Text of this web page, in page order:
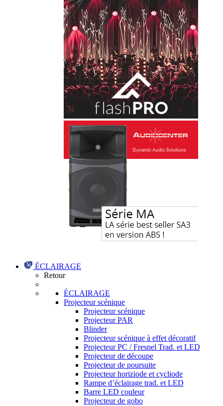
ÉCLAIRAGE
Retour
ÉCLAIRAGE
Projecteur scénique
Projecteur scénique
Projecteur PAR
Blinder
Projecteur scénique à effet décoratif
Projecteur PC / Fresnel Trad. et LED
Projecteur de découpe
Projecteur de poursuite
Projecteur horiziode et cycliode
Rampe d’éclairage trad. et LED
Barre LED couleur
Projecteur de gobo